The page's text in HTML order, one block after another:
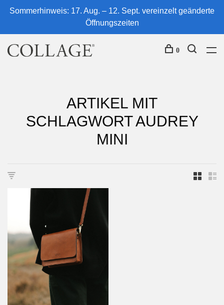
Sommerhinweis: 17. Aug. – 12. Sept. vereinzelt geänderte
Öffnungszeiten
0
ARTIKEL MIT
SCHLAGWORT AUDREY
MINI